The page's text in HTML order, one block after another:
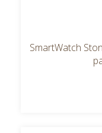
SmartWatch